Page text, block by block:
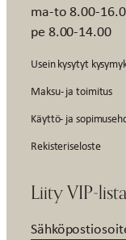
ma-to 8.00-
pe 8.00-14.00
Usein kysytyt
Maksu- ja toimitus
Käyttö- ja
Rekisteriseloste
Liity VIP-